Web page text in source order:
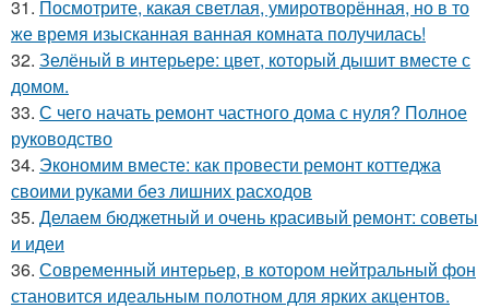
31. Посмотрите, какая светлая, умиротворённая, но в то
же время изысканная ванная комната получилась!
32. Зелёный в интерьере: цвет, который дышит вместе с
домом.
33. С чего начать ремонт частного дома с нуля? Полное
руководство
34. Экономим вместе: как провести ремонт коттеджа
своими руками без лишних расходов
35. Делаем бюджетный и очень красивый ремонт: советы
и идеи
36. Современный интерьер, в котором нейтральный фон
становится идеальным полотном для ярких акцентов.